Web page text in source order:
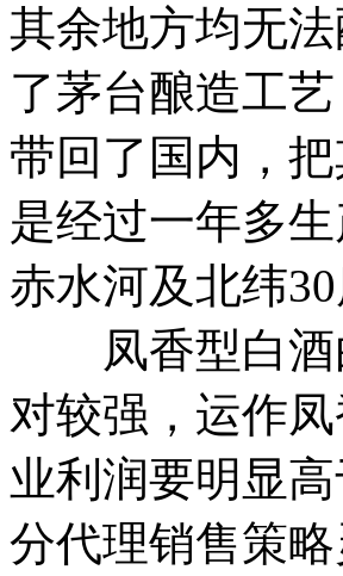
其余地方均无
了茅台酿造工
带回了国内，
是经过一年多
赤水河及北纬
凤香型白酒
对较强，运作
业利润要明显
分代理销售策